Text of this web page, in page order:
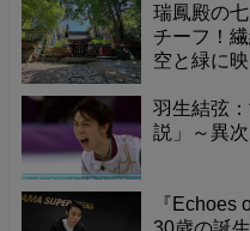
瑞鳳殿の
チーフ！
空と緑に
羽生結弦
説」～異
『Echoes
30歳の誕